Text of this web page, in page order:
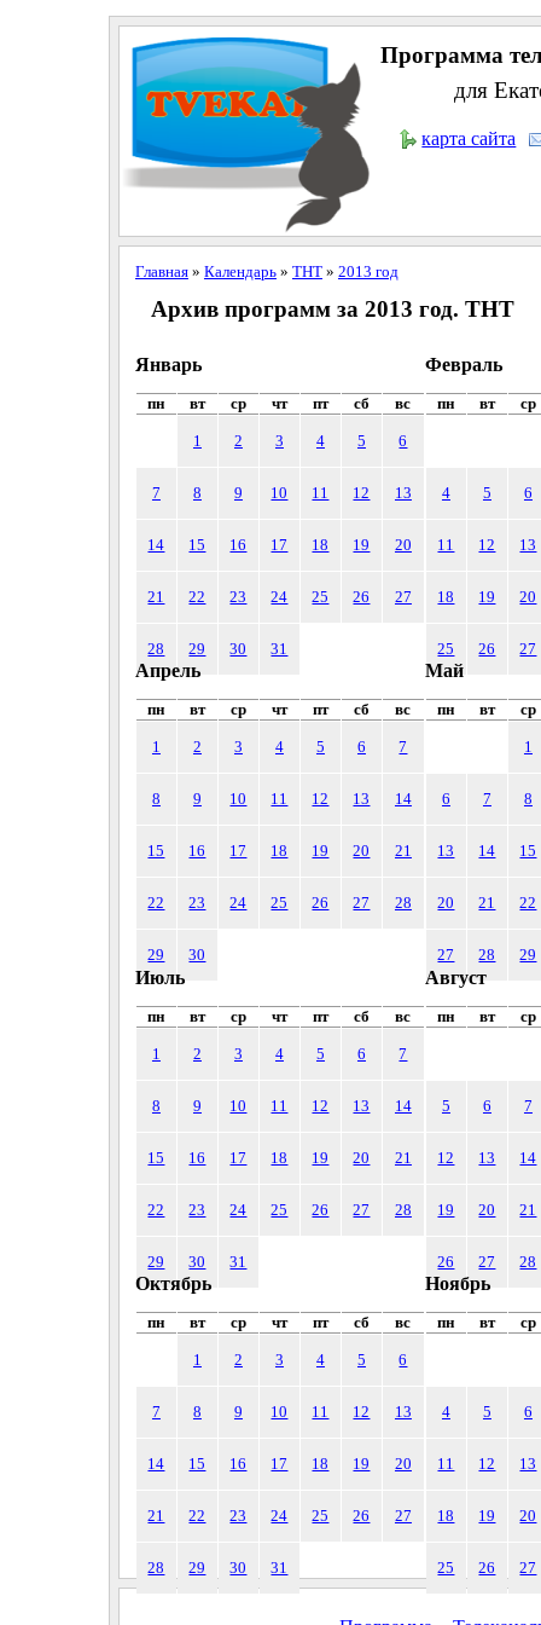
Программа
для
карта сайта
Главная» Календарь» ТНТ» 2013 год
Архив программ за 2013 год. ТНТ
Январь
пн вт ср чт пт сб вс
1 2 3 4 5 6
7 8 9 10 11 12 13
14 15 16 17 18 19 20
21 22 23 24 25 26 27
28 29 30 31
Февраль
пн вт ср
4 5 6
11 12 13
18 19 20
25 26 27
Апрель
пн вт ср чт пт сб вс
1 2 3 4 5 6 7
8 9 10 11 12 13 14
15 16 17 18 19 20 21
22 23 24 25 26 27 28
29 30
Май
пн вт ср
1
6 7 8
13 14 15
20 21 22
27 28 29
Июль
пн вт ср чт пт сб вс
1 2 3 4 5 6 7
8 9 10 11 12 13 14
15 16 17 18 19 20 21
22 23 24 25 26 27 28
29 30 31
Август
пн вт ср
5 6 7
12 13 14
19 20 21
26 27 28
Октябрь
пн вт ср чт пт сб вс
1 2 3 4 5 6
7 8 9 10 11 12 13
14 15 16 17 18 19 20
21 22 23 24 25 26 27
28 29 30 31
Ноябрь
пн вт ср
4 5 6
11 12 13
18 19 20
25 26 27